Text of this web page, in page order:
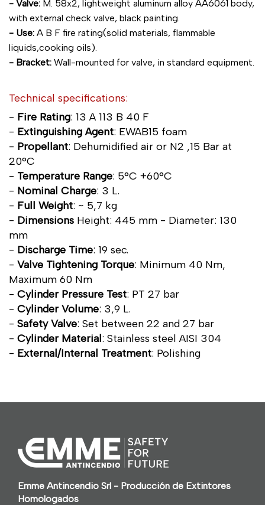
- Valve: M. 58x2, lightweight aluminum alloy AA6061 body,
with external check valve, black painting.
- Use: A B F fire rating(solid materials, flammable
liquids,cooking oils).
- Bracket: Wall-mounted for valve, in standard equipment.
Technical specifications:
- Fire Rating: 13 A 113 B 40 F
- Extinguishing Agent: EWAB15 foam
- Propellant: Dehumidified air or N2 ,15 Bar at
20°C
- Temperature Range: 5°C +60°C
- Nominal Charge: 3 L.
- Full Weight: ~ 5,7 kg
- Dimensions Height: 445 mm - Diameter: 130
mm
- Discharge Time: 19 sec.
- Valve Tightening Torque: Minimum 40 Nm,
Maximum 60 Nm
- Cylinder Pressure Test: PT 27 bar
- Cylinder Volume: 3,9 L.
- Safety Valve: Set between 22 and 27 bar
- Cylinder Material: Stainless steel AISI 304
- External/Internal Treatment: Polishing
Emme Antincendio Srl - Producción de Extintores
Homologados